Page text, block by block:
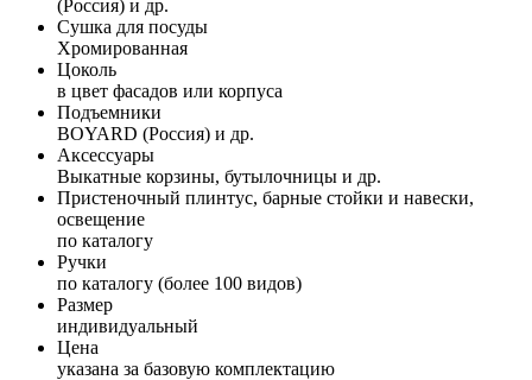
(Россия) и др.
Сушка для посуды
Хромированная
Цоколь
в цвет фасадов или корпуса
Подъемники
BOYARD (Россия) и др.
Аксессуары
Выкатные корзины, бутылочницы и др.
Пристеночный плинтус, барные стойки и навески,
освещение
по каталогу
Ручки
по каталогу (более 100 видов)
Размер
индивидуальный
Цена
указана за базовую комплектацию